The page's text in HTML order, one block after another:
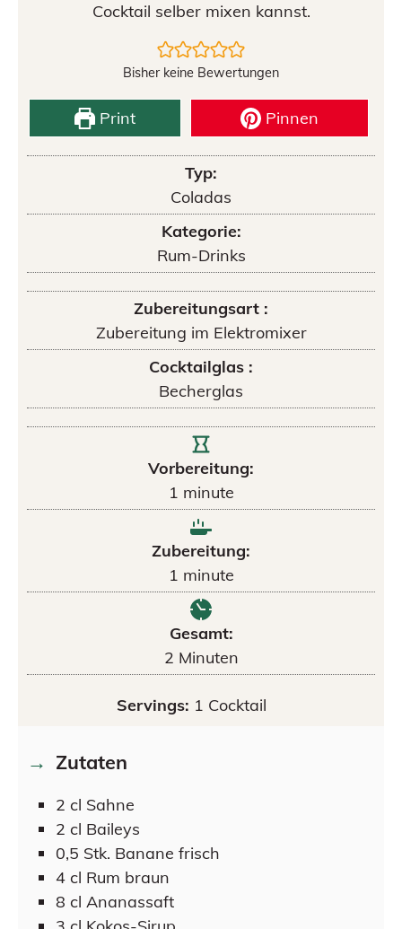
Cocktail selber mixen kannst.
Bisher keine Bewertungen
Print Pinnen
Typ:
Coladas
Kategorie:
Rum-Drinks
Zubereitungsart :
Zubereitung im Elektromixer
Cocktailglas :
Becherglas
Vorbereitung:
1 minute
Zubereitung:
1 minute
Gesamt:
2 Minuten
Servings: 1 Cocktail
Zutaten
2 cl Sahne
2 cl Baileys
0,5 Stk. Banane frisch
4 cl Rum braun
8 cl Ananassaft